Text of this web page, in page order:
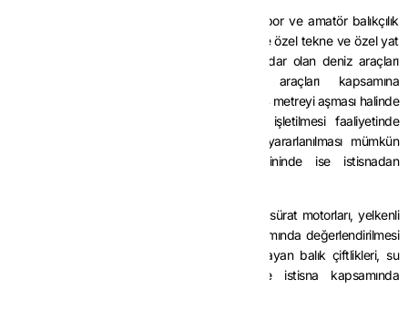
Yük taşıma amaçlı olmayan, gezi, eğlence, spor ve amatör balıkçılık
gibi faaliyetlerde kullanılan, ilgili mevzuata göre özel tekne ve özel yat
kapsamında ve gövde boyu 24 metreye kadar olan deniz araçları
istisnadan yararlanacak deniz taşıma araçları kapsamına
girmemektedir. Bu araçların gövde boyunun 24 metreyi aşması halinde
bunların kiralanması veya çeşitli şekillerde işletilmesi faaliyetinde
bulunanlar tarafından temininde istisnadan yararlanılması mümkün
olup, özel kullanıma yönelik olarak temininde ise istisnadan
Deniz motosikletleri, paraşüt çekme tekneleri, sürat motorları, yelkenli
tekneler, şişme bot gibi araçların istisna kapsamında değerlendirilmesi
mümkün değildir. Yüzer tesis niteliğinde olmayan balık çiftlikleri, su
ürünleri üretme tesisleri ve benzerleri de istisna kapsamında